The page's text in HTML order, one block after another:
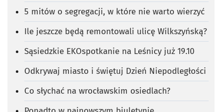
5 mitów o segregacji, w które nie warto wierzyć
Ile jeszcze będą remontowali ulicę Wilkszyńską?
Sąsiedzkie EKOspotkanie na Leśnicy już 19.10
Odkrywaj miasto i świętuj Dzień Niepodległości
Co słychać na wrocławskim osiedlach?